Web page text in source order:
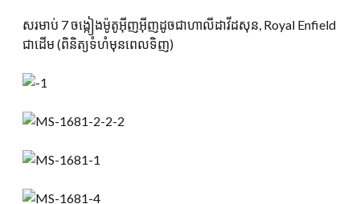
សរមាប់ 7 ចង្កៀងម៉ូតូអ៊ីញអ៊ីញដូចជាហាលីដាវីដសុន, Royal Enfield
ជាដើម (ពិនិត្យទំហំមុនពេលទិញ)